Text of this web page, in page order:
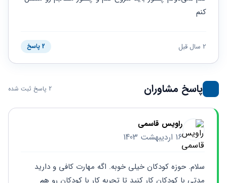
طلاق
حقوقی
خانواده
کسب
و کار
سئو و
سایت
ثبت
شرکت
کنم
2 سال قبل 2 پاسخ
پاسخ مشاوران 2 پاسخ ثبت شده
راویس قاسمی
16 اردیبهشت 1403